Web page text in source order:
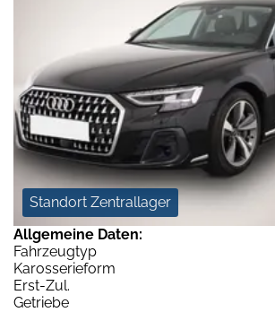
Standort Zentrallager
Allgemeine Daten:
Fahrzeugtyp
Karosserieform
Erst-Zul.
Getriebe